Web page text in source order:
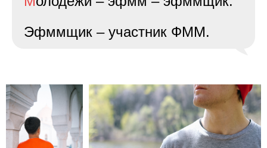
Эфммщик – участник ФММ.